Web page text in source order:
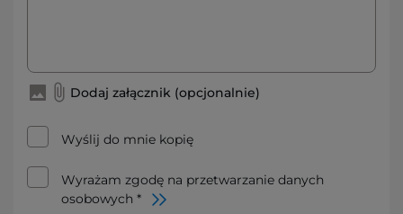
Dodaj załącznik (opcjonalnie)
Wyślij do mnie kopię
Wyrażam zgodę na przetwarzanie danych
osobowych *